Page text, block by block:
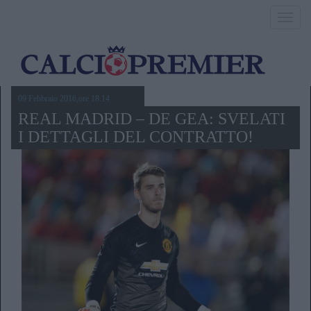
09 Febbraio 2016,ore 18.14
REAL MADRID – DE GEA: SVELATI
I DETTAGLI DEL CONTRATTO!